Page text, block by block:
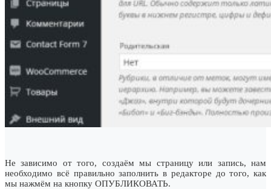
Не зависимо от того, создаём мы страницу или запись, нам
необходимо всё правильно заполнить в редакторе до того, как
мы нажмём на кнопку ОПУБЛИКОВАТЬ.